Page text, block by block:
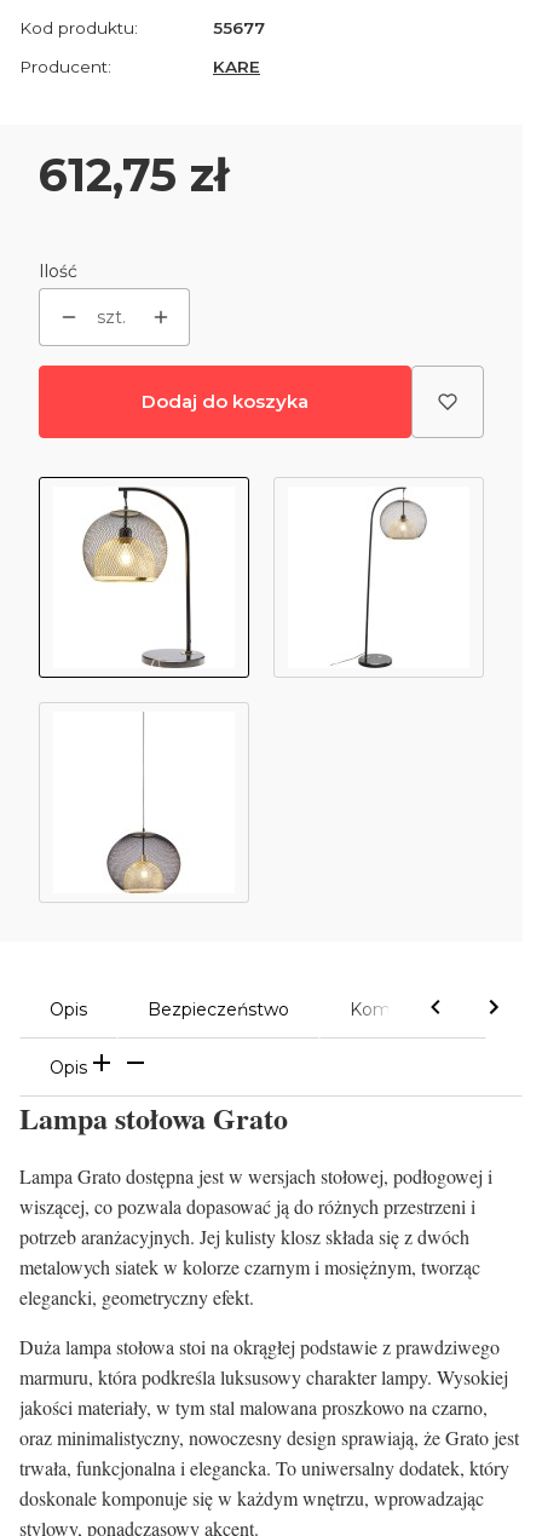
Kod produktu:
55677
Producent:
KARE
Cena
612,75 zł
Ilość
szt.
Dodaj do koszyka
Opis Bezpieczeństwo Komentarze
Opis
Lampa stołowa Grato
Lampa Grato dostępna jest w wersjach stołowej, podłogowej i
wiszącej, co pozwala dopasować ją do różnych przestrzeni i
potrzeb aranżacyjnych. Jej kulisty klosz składa się z dwóch
metalowych siatek w kolorze czarnym i mosiężnym, tworząc
elegancki, geometryczny efekt.
Duża lampa stołowa stoi na okrągłej podstawie z prawdziwego
marmuru, która podkreśla luksusowy charakter lampy. Wysokiej
jakości materiały, w tym stal malowana proszkowo na czarno,
oraz minimalistyczny, nowoczesny design sprawiają, że Grato jest
trwała, funkcjonalna i elegancka. To uniwersalny dodatek, który
doskonale komponuje się w każdym wnętrzu, wprowadzając
stylowy, ponadczasowy akcent.